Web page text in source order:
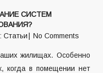
СИСТЕМ
Статьи No Comments
жилищах. Особенно
когда в помещении нет